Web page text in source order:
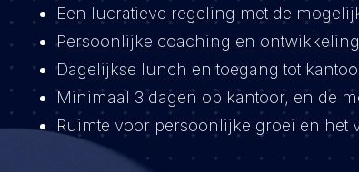
Een lucratieve regeling met de
Persoonlijke coaching en
Dagelijkse lunch en toegang tot
Minimaal 3 dagen op kantoor, en de
Ruimte voor persoonlijke groei en het